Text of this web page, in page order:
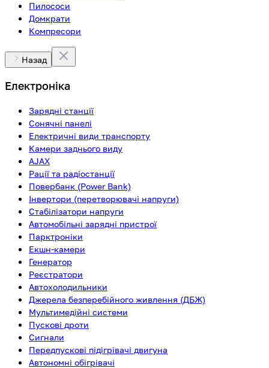
Пилососи
Домкрати
Компресори
Назад
Електроніка
Зарядні станції
Сонячні панелі
Електричні види транспорту
Камери заднього виду
AJAX
Рації та радіостанції
Повербанк (Power Bank)
Інвертори (перетворювачі напруги)
Стабілізатори напруги
Автомобільні зарядні пристрої
Парктроніки
Екшн-камери
Генератор
Реєстратори
Автохолодильники
Джерела безперебійного живлення (ДБЖ)
Мультимедійні системи
Пускові дроти
Сигнали
Передпускові підігрівачі двигуна
Автономні обігрівачі